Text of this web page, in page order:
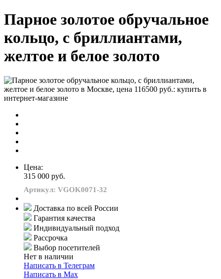
Парное золотое обручальное
кольцо, с бриллиантами,
желтое и белое золото
Цена:
315 000 руб.
Артикул: VGOK0071-32
Доставка по всей России
Гарантия качества
Индивидуальный подход
Рассрочка
Выбор посетителей
Нет в наличии
Написать в Телеграм
Написать в Мах